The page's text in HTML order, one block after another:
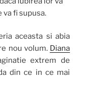
fi supusa.
aceasta si abia
nou volum. Diana
extrem de
din ce in ce mai